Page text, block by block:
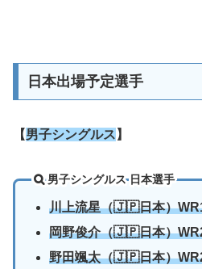
日本出場予定選手
【男子シングルス 】
男子シングルス 日本選手
川上流星（🇯🇵日本）
岡野俊介（🇯🇵日本）
野田颯太（🇯🇵日本）